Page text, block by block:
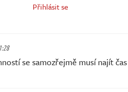
Přihlásit se
se samozřejmě musí najít